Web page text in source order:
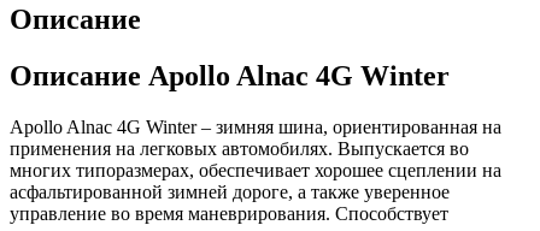
Описание
Описание Apollo Alnac 4G Winter
Apollo Alnac 4G Winter – зимняя шина, ориентированная на
применения на легковых автомобилях. Выпускается во
многих типоразмерах, обеспечивает хорошее сцеплении на
асфальтированной зимней дороге, а также уверенное
управление во время маневрирования. Способствует